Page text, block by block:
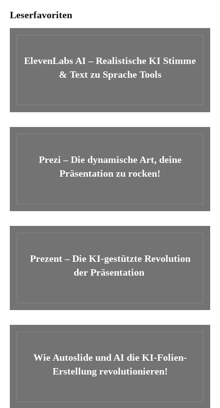
Leserfavoriten
ElevenLabs AI – Realistische KI Stimme
& Text zu Sprache Tools
Prezi – Die dynamische Art, deine
Präsentation zu rocken!
Prezent – Die KI-gestützte Revolution
der Präsentation
Wie Autoslide und AI die KI-Folien-
Erstellung revolutionieren!